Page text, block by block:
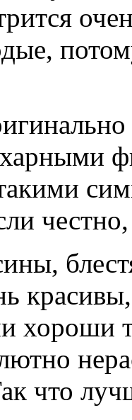
хороши
что